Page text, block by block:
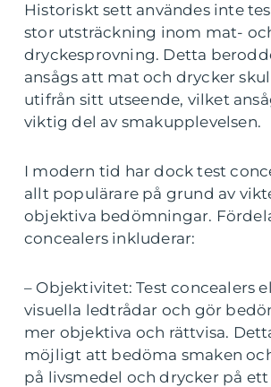
Historiskt sett användes inte
stor utsträckning inom mat-
dryckesprovning. Detta
ansågs att mat och drycker
utifrån sitt utseende, vilket
viktig del av smakupplevelsen.
I modern tid har dock test
allt populärare på grund av
objektiva bedömningar.
concealers inkluderar:
– Objektivitet: Test concealers
visuella ledtrådar och gör
mer objektiva och rättvisa.
möjligt att bedöma smaken
på livsmedel och drycker på